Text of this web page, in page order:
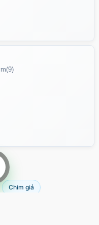
sạc cổng USB
3 giâyđể bật/tắt.
(9)
Chim giả